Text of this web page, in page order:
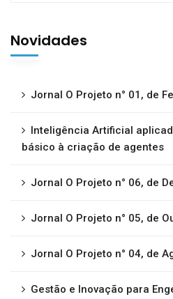
Novidades
Jornal O Projeto n° 01, de
Inteligência Artificial
básico à criação de agentes
Jornal O Projeto n° 06, de
Jornal O Projeto n° 05, de
Jornal O Projeto n° 04, de
Gestão e Inovação para